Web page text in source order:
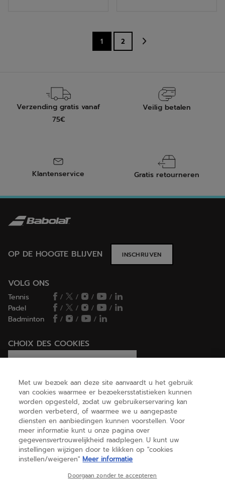
sterren.
12
1 2
Verzending gratis vanaf
75€
Veilig betalen
Klantenservice Gratis retourneren
OP DE HOOGTE BLIJVEN INSCHRIJVEN
VOLG ONS
Tennis / / /
/
Padel
/ / /
/
Badminton
/ / /
CHOIX DES COOKIES
HELP
OVER ONS
(nederlands)
Met uw bezoek aan deze site aanvaardt u het gebruik
van cookies waarmee er bezoekersstatistieken kunnen
worden opgesteld, zodat uw gebruikerservaring kan
worden verbeterd, of waarmee we u aangepaste
diensten en aanbiedingen kunnen voorstellen. Voor
meer informatie kunt u onze pagina over
gegevensvertrouwelijkheid raadplegen. U kunt uw
instellingen wijzigen door te klikken op "cookies
instellen/weigeren" Meer informatie
Doorgaan zonder te accepteren